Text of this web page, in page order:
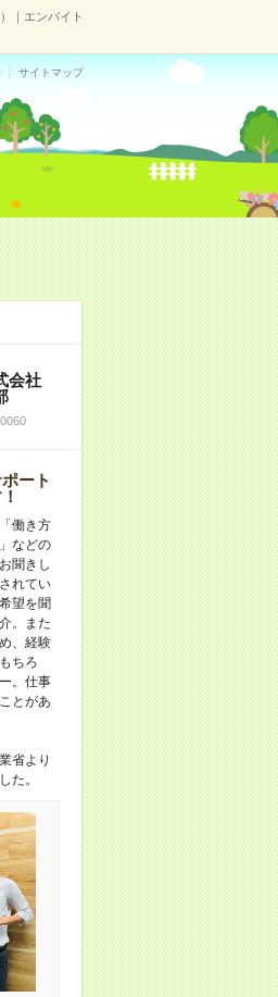
｜エンバイト
サイトマップ
会社
ート
働き方
などの
聞きし
れてい
望を聞
。また
、経験
ちろ
。仕事
とがあ
省より
た。